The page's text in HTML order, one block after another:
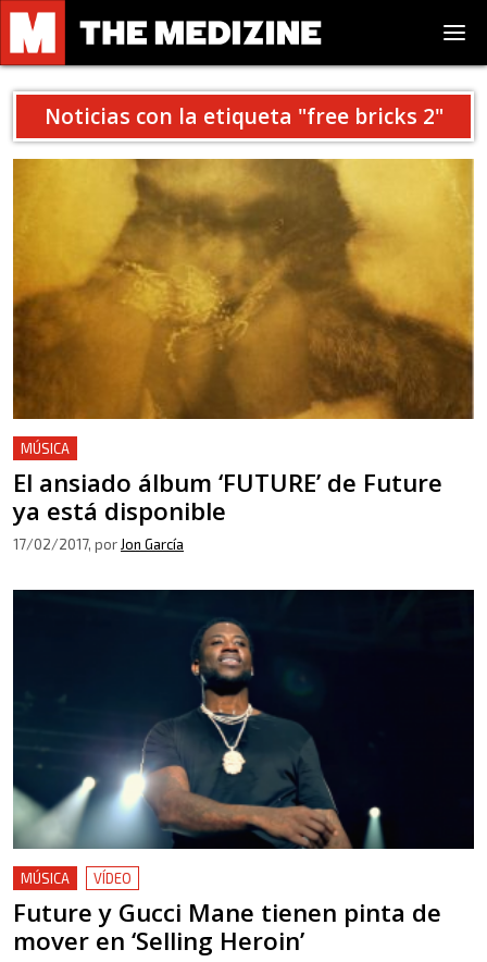
Noticias con la etiqueta "free bricks 2"
MÚSICA
El ansiado álbum ‘FUTURE’ de Future
ya está disponible
17/02/2017, por Jon García
MÚSICA VÍDEO
Future y Gucci Mane tienen pinta de
mover en ‘Selling Heroin’